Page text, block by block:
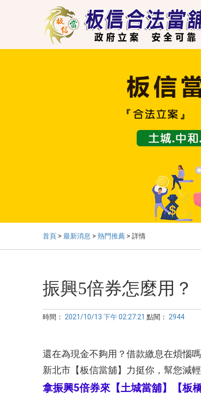
首頁 > 最新消息 > 熱門推薦 > 詳情
振興5倍券怎麼用？
時間： 2021/10/13 下午 02:27:21 點閱： 2944
還在為現金不夠用？借款繳息在煩惱
新北市【板信當舖】力挺你，幫您減
拿振興5倍券來【土城當舖】【板